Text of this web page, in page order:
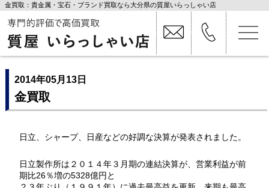
金買取：貴金属・宝石・ブランド買取なら大分県の質屋いらっしゃい店
2014年05月13日
金買取
日立、シャープ、日産などの好調な決算が発表されました。
日立製作所は２０１４年３月期の連結決算が、営業利益が前
期比26％増の5328億円と